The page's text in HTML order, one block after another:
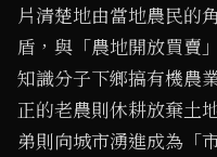
片清楚地由當地農民的
盾，與「農地開放買賣
知識分子下鄉搞有機農
正的老農則休耕放棄土
弟則向城市湧進成為「